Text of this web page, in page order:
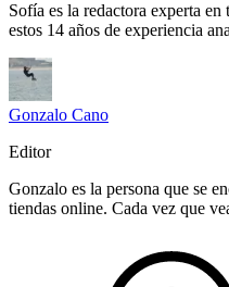
Sofía es la redactora experta
estos 14 años de experiencia
Gonzalo Cano
Editor
Gonzalo es la persona que se
tiendas online. Cada vez que